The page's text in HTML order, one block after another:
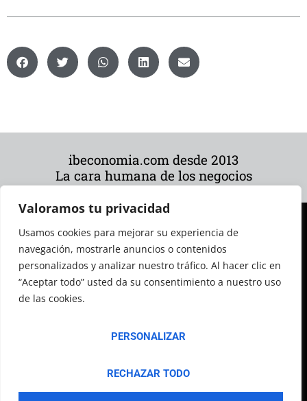
Valoramos tu privacidad
Usamos cookies para mejorar su experiencia de
navegación, mostrarle anuncios o contenidos
personalizados y analizar nuestro tráfico. Al hacer clic en
“Aceptar todo” usted da su consentimiento a nuestro uso
de las cookies.
PERSONALIZAR
RECHAZAR TODO
ibeconomia.com desde 2013
La cara humana de los negocios